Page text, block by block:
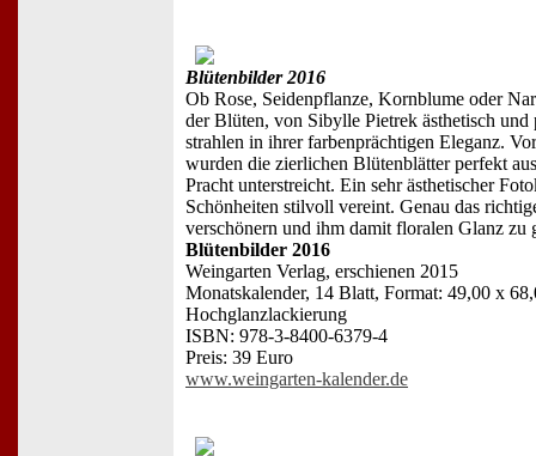
Blütenbilder 2016
Ob Rose, Seidenpflanze, Kornblume oder
der Blüten, von Sibylle Pietrek ästhetisch und
strahlen in ihrer farbenprächtigen Eleganz.
wurden die zierlichen Blütenblätter perfekt
Pracht unterstreicht. Ein sehr ästhetischer
Schönheiten stilvoll vereint. Genau das
verschönern und ihm damit floralen Glanz zu
Blütenbilder 2016
Weingarten Verlag, erschienen 2015
Monatskalender, 14 Blatt, Format: 49,00 x
Hochglanzlackierung
ISBN: 978-3-8400-6379-4
Preis: 39 Euro
www.weingarten-kalender.de